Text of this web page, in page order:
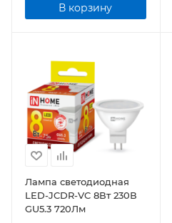
В корзину
Лампа светодиодная
LED-JCDR-VC 8Вт 230В
GU5.3 720Лм